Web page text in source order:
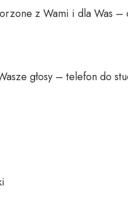
z Wami i dla Was
głosy – telefon do